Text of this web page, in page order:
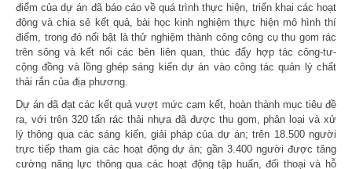
điểm của dự án đã báo cáo về quá trình thực hiện, triển khai các hoạt
động và chia sẻ kết quả, bài học kinh nghiệm thực hiện mô hình thí
điểm, trong đó nổi bật là thử nghiệm thành công công cụ thu gom rác
trên sông và kết nối các bên liên quan, thúc đẩy hợp tác công-tư-
cộng đồng và lồng ghép sáng kiến dự án vào công tác quản lý chất
thải rắn của địa phương.
Dự án đã đạt các kết quả vượt mức cam kết, hoàn thành mục tiêu đề
ra, với trên 320 tấn rác thải nhựa đã được thu gom, phân loại và xử
lý thông qua các sáng kiến, giải pháp của dự án; trên 18.500 người
trực tiếp tham gia các hoạt động dự án; gần 3.400 người được tăng
cường năng lực thông qua các hoạt động tập huấn, đối thoại và hỗ